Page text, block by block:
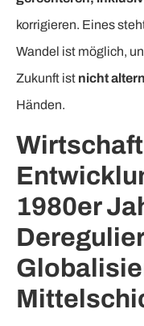
korrigieren. Eines
Wandel ist möglich,
Zukunft ist nicht
Händen.
1980er